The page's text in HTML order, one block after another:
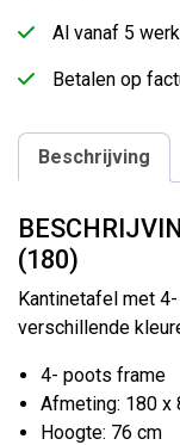
Al vanaf 5
Betalen op
Beschrijving
(180)
Kantinetafel met
verschillende
4- poots frame
Afmeting: 180 x
Hoogte: 76 cm